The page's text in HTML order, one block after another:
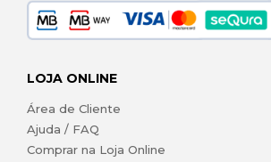
LOJA ONLINE
Área de Cliente
Ajuda / FAQ
Comprar na Loja Online